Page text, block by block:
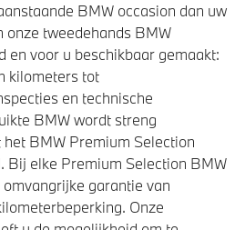
(PDC) voor en achter
Programma
BMW occasion dan uw
onze tweedehands BMW
en voor u beschikbaar gemaakt:
kilometers tot
en technische
BMW wordt streng
BMW Premium Selection
Bij elke Premium Selection BMW
garantie van
Onze